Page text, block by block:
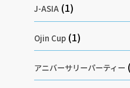
J-ASIA (1)
Ojin Cup (1)
アニバーサリーパーティー